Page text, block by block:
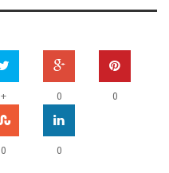
+ 0 0
0 0